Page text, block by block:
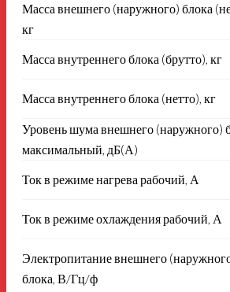
Масса внешнего (наружного) блока
кг
Масса внутреннего блока (брутто), кг
Масса внутреннего блока (нетто), кг
Уровень шума внешнего (наружного)
максимальный, дБ(А)
Ток в режиме нагрева рабочий, А
Ток в режиме охлаждения рабочий, А
Электропитание внешнего
блока, В/Гц/ф